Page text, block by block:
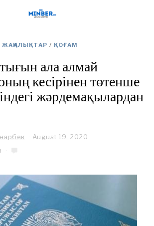
/ ҚОҒАМ
ала алмай
кесірінен төтенше
жәрдемақылардан
August 19, 2020
3